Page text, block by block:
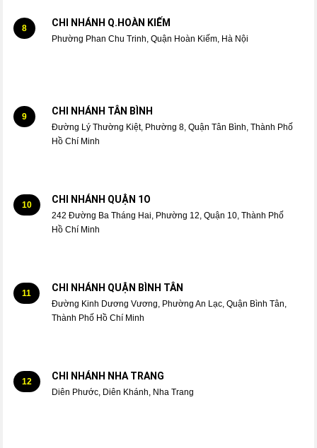
8 CHI NHÁNH Q.HOÀN KIẾM
Phường Phan Chu Trinh, Quận Hoàn Kiếm, Hà Nội
9 CHI NHÁNH TÂN BÌNH
Đường Lý Thường Kiệt, Phường 8, Quận Tân Bình, Thành Phố
Hồ Chí Minh
10 CHI NHÁNH QUẬN 1O
242 Đường Ba Tháng Hai, Phường 12, Quận 10, Thành Phố
Hồ Chí Minh
11 CHI NHÁNH QUẬN BÌNH TÂN
Đường Kinh Dương Vương, Phường An Lạc, Quận Bình Tân,
Thành Phố Hồ Chí Minh
12 CHI NHÁNH NHA TRANG
Diên Phước, Diên Khánh, Nha Trang